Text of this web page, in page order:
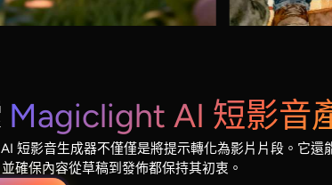
Magiclight AI 短影音
短影音生成器不僅僅是將提示轉化為影片片段。它還
確保內容從草稿到發佈都保持其初衷。